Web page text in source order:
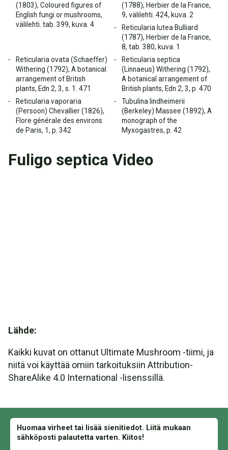
(1803), Coloured figures of
English fungi or mushrooms,
välilehti. tab. 399, kuva. 4
(1788), Herbier de la France,
9, välilehti. 424, kuva. 2
Reticularia lutea Bulliard
(1787), Herbier de la France,
8, tab. 380, kuva. 1
Reticularia ovata (Schaeffer)
Withering (1792), A botanical
arrangement of British
plants, Edn 2, 3, s. 1. 471
Reticularia septica
(Linnaeus) Withering (1792),
A botanical arrangement of
British plants, Edn 2, 3, p. 470
Reticularia vaporaria
(Persoon) Chevallier (1826),
Flore générale des environs
de Paris, 1, p. 342
Tubulina lindheimerii
(Berkeley) Massee (1892), A
monograph of the
Myxogastres, p. 42
Fuligo septica Video
Lähde:
Kaikki kuvat on ottanut Ultimate Mushroom -tiimi, ja
niitä voi käyttää omiin tarkoituksiin Attribution-
ShareAlike 4.0 International -lisenssillä.